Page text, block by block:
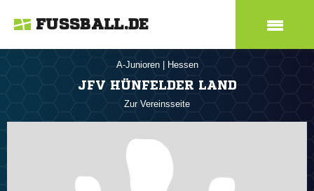
FUSSBALL.DE
A-Junioren Hessen
JFV HÜNFELDER LAND
Zur Vereinsseite